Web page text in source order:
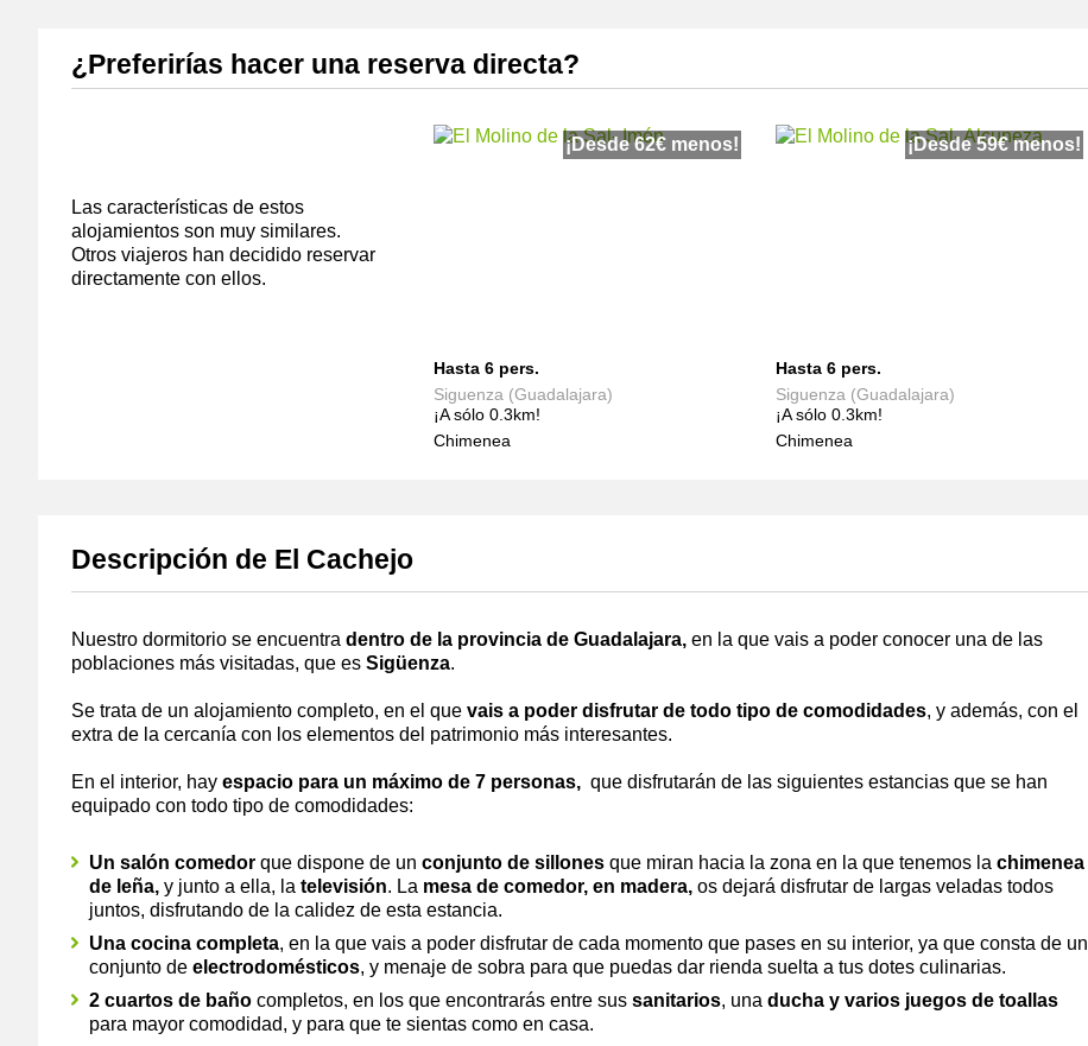
¿Preferirías hacer una reserva directa?
Las características de estos
alojamientos son muy similares.
Otros viajeros han decidido reservar
directamente con ellos.
¡Desde 62€ menos!
Hasta 6 pers.
Siguenza (Guadalajara)
¡A sólo 0.3km!
Chimenea
¡Desde 59€ menos!
Hasta 6 pers.
Siguenza (Guadalajara)
¡A sólo 0.3km!
Chimenea
Descripción de El Cachejo
Nuestro dormitorio se encuentra dentro de la provincia de Guadalajara,en la que vais a poder conocer una de las
poblaciones más visitadas, que es Sigüenza.
Se trata de un alojamiento completo, en el que vais a poder disfrutar de todo tipo de comodidades, y además, con el
extra de la cercanía con los elementos del patrimonio más interesantes.
En el interior, hay espacio para un máximo de 7 personas, que disfrutarán de las siguientes estancias que se han
equipado con todo tipo de comodidades:
Un salón comedorque dispone de un conjunto de sillones que miran hacia la zona en la que tenemos la chimenea
de leña, y junto a ella, la televisión. La mesa de comedor, en madera, os dejará disfrutar de largas veladas todos
juntos, disfrutando de la calidez de esta estancia.
Una cocina completa, en la que vais a poder disfrutar de cada momento que pases en su interior, ya que consta de un
conjunto de electrodomésticos, y menaje de sobra para que puedas dar rienda suelta a tus dotes culinarias.
2 cuartos de bañocompletos, en los que encontrarás entre sus sanitarios, una ducha y varios juegos de toallas
para mayor comodidad, y para que te sientas como en casa.